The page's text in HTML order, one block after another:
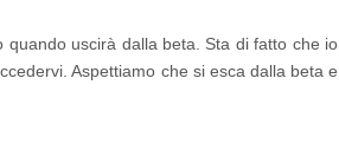
uscirà dalla beta. Sta di fatto che io
Aspettiamo che si esca dalla beta e